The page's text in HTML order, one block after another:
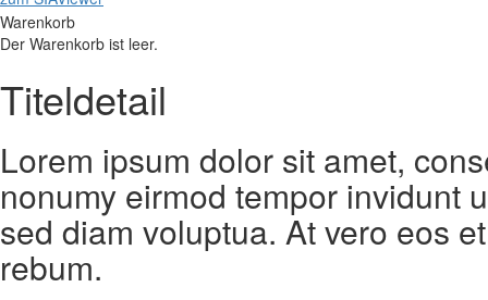
Warenkorb
Der Warenkorb ist leer.
Titeldetail
Lorem ipsum dolor sit amet,
nonumy eirmod tempor invidunt
sed diam voluptua. At vero eos
rebum.